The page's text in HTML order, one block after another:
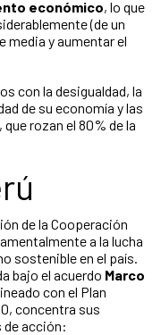
económico, lo que
(de un
media y aumentar el
con la desigualdad, la
de su economía y las
rozan el 80% de la
de la Cooperación
a la lucha
sostenible en el país.
bajo el acuerdo Marco
con el Plan
concentra sus
acción: